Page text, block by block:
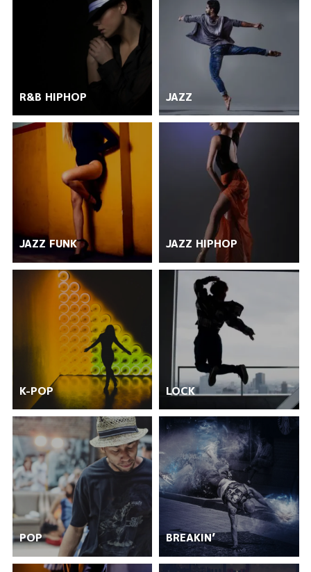
R&B HIPHOP JAZZ
JAZZ FUNK JAZZ HIPHOP
K-POP LOCK
POP BREAKIN’